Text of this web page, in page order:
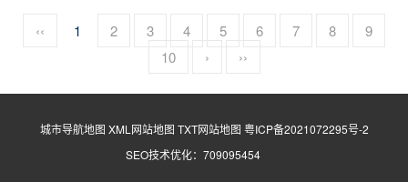
‹‹ 1 2 3 4 5 6 7 8
9
10
› ››
城市导航地图 XML网站地图 TXT网站地图 粤ICP备2021072295号-2
SEO技术优化：709095454